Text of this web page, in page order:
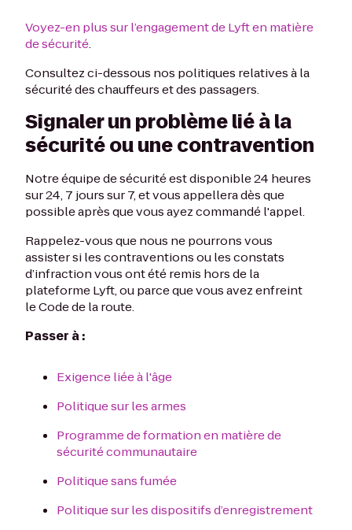
Voyez-en plus sur l’engagement de Lyft en matière
de sécurité.
Consultez ci-dessous nos politiques relatives à la
sécurité des chauffeurs et des passagers.
Signaler un problème lié à la
sécurité ou une contravention
Notre équipe de sécurité est disponible 24 heures
sur 24, 7 jours sur 7, et vous appellera dès que
possible après que vous ayez commandé l'appel.
Rappelez-vous que nous ne pourrons vous
assister si les contraventions ou les constats
d’infraction vous ont été remis hors de la
plateforme Lyft, ou parce que vous avez enfreint
le Code de la route.
Passer à :
Exigence liée à l'âge
Politique sur les armes
Programme de formation en matière de
sécurité communautaire
Politique sans fumée
Politique sur les dispositifs d’enregistrement